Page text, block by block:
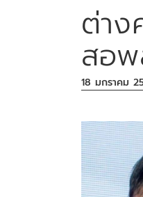
ต่าง
สอ
18 มกราคม